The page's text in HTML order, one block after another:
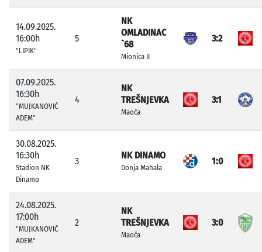
14.09.2025.
16:00h
"LIPIK"
5
NK
OMLADINAC
`68
Mionica II
3:2
07.09.2025.
16:30h
"MUJKANOVIĆ
ADEM"
4
NK
TREŠNJEVKA
Maoča
3:1
30.08.2025.
16:30h
Stadion NK
Dinamo
3
NK DINAMO
Donja Mahala
1:0
24.08.2025.
17:00h
"MUJKANOVIĆ
ADEM"
2
NK
TREŠNJEVKA
Maoča
3:0